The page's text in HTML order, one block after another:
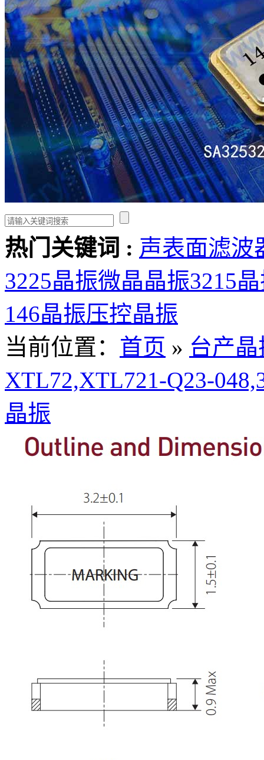
热门关键词 : 声表面滤波
3225晶振微晶晶振3215
146晶振压控晶振
当前位置： 首页 » 台产晶
XTL72,XTL721-Q23-
晶振